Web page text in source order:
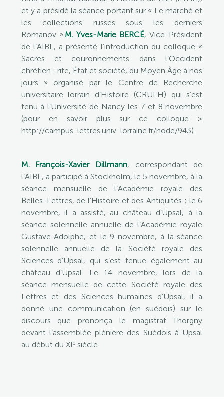
et y a présidé la séance portant sur « Le marché et
les collections russes sous les derniers
Romanov ».M. Yves-Marie BERCÉ, Vice-Président
de l’AIBL, a présenté l’introduction du colloque «
Sacres et couronnements dans l’Occident
chrétien : rite, État et société, du Moyen Âge à nos
jours » organisé par le Centre de Recherche
universitaire lorrain d’Histoire (CRULH) qui s’est
tenu à l’Université de Nancy les 7 et 8 novembre
(pour en savoir plus sur ce colloque >
http://campus-lettres.univ-lorraine.fr/node/943).
M. François-Xavier Dillmann, correspondant de
l’AIBL, a participé à Stockholm, le 5 novembre, à la
séance mensuelle de l’Académie royale des
Belles-Lettres, de l’Histoire et des Antiquités ; le 6
novembre, il a assisté, au château d’Upsal, à la
séance solennelle annuelle de l’Académie royale
Gustave Adolphe, et le 9 novembre, à la séance
solennelle annuelle de la Société royale des
Sciences d’Upsal, qui s’est tenue également au
château d’Upsal. Le 14 novembre, lors de la
séance mensuelle de cette Société royale des
Lettres et des Sciences humaines d’Upsal, il a
donné une communication (en suédois) sur le
discours que prononça le magistrat Thorgny
devant l’assemblée plénière des Suédois à Upsal
au début du XIesiècle.